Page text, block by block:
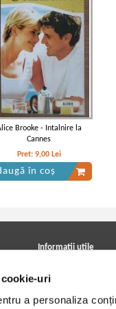
uri
a personaliza
Brooke - Intalnire la
Cannes
Pret: 9,00 Lei
în coș
Informatii utile
Achizitii viniluri, casete,
Cum cumpar?